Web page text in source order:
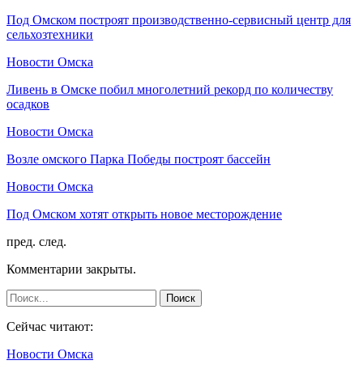
Под Омском построят производственно-сервисный центр для
сельхозтехники
Новости Омска
Ливень в Омске побил многолетний рекорд по количеству
осадков
Новости Омска
Возле омского Парка Победы построят бассейн
Новости Омска
Под Омском хотят открыть новое месторождение
пред. след.
Комментарии закрыты.
Сейчас читают:
Новости Омска